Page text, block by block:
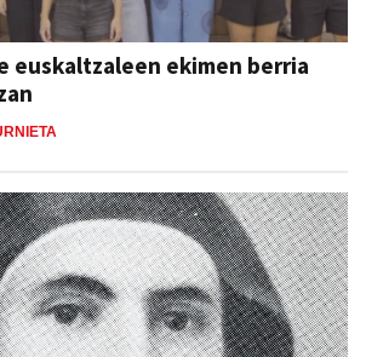
euskaltzaleen ekimen berria